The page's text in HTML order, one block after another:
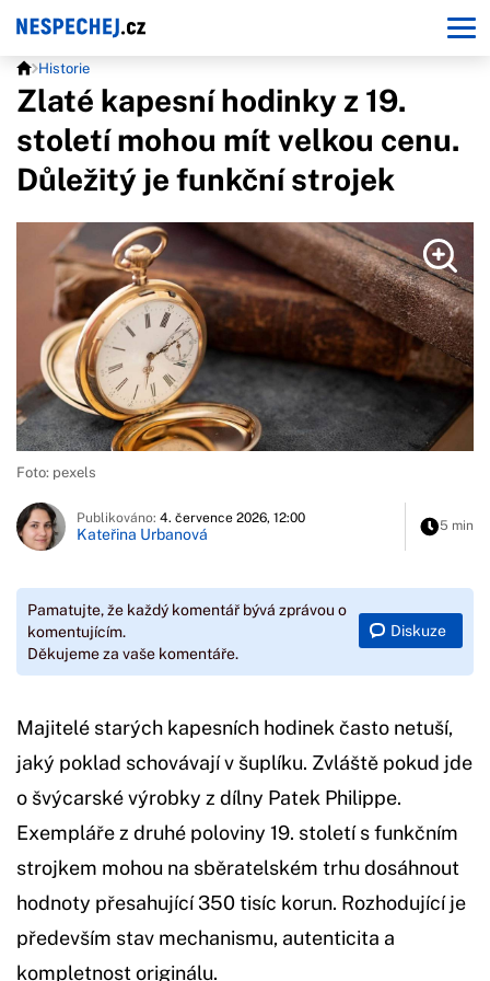
Historie
Zlaté kapesní hodinky z 19.
století mohou mít velkou cenu.
Důležitý je funkční strojek
Foto: pexels
Publikováno: 4. července 2026, 12:00
Kateřina Urbanová 5 min
Pamatujte, že každý komentář bývá zprávou o
komentujícím.
Děkujeme za vaše komentáře.
Diskuze
Majitelé starých kapesních hodinek často netuší,
jaký poklad schovávají v šuplíku. Zvláště pokud jde
o švýcarské výrobky z dílny Patek Philippe.
Exempláře z druhé poloviny 19. století s funkčním
strojkem mohou na sběratelském trhu dosáhnout
hodnoty přesahující 350 tisíc korun. Rozhodující je
především stav mechanismu, autenticita a
kompletnost originálu.